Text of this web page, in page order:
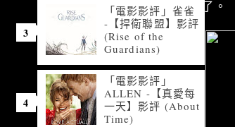
了。
「電影影評」雀雀
-【捍衛聯盟】影評
(Rise of the
Guardians)
「電影影評」
ALLEN -【真愛每
一天】影評 (About
Time)